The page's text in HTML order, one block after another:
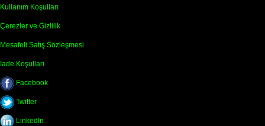
Kullanım Koşulları
Çerezler ve Gizlilik
Mesafeli Satış Sözleşmesi
İade Koşulları
Facebook
Twitter
LinkedIn